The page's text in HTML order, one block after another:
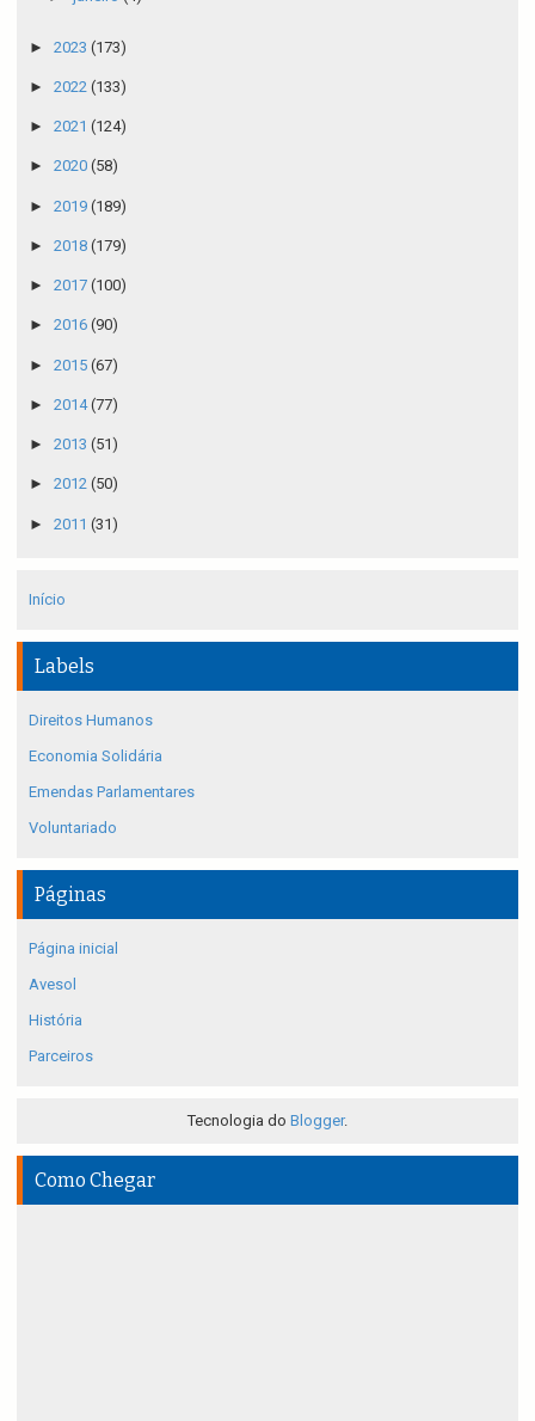
► 2023 (173)
► 2022 (133)
► 2021 (124)
► 2020 (58)
► 2019 (189)
► 2018 (179)
► 2017 (100)
► 2016 (90)
► 2015 (67)
► 2014(77)
► 2013 (51)
► 2012 (50)
► 2011 (31)
Início
Labels
Direitos Humanos
Economia Solidária
Emendas Parlamentares
Voluntariado
Páginas
Página inicial
Avesol
História
Parceiros
Tecnologia do Blogger.
Como Chegar